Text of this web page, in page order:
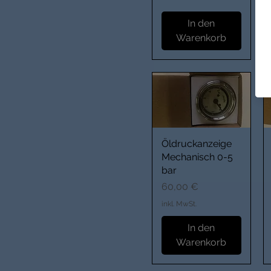
In den
Warenkorb
Öldruckanzeige
Mechanisch 0-5
bar
Preis
60,00 €
inkl. MwSt.
In den
Warenkorb